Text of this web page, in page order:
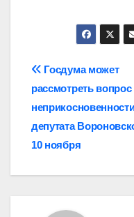
по
записям
Госдума может
рассмотреть вопрос
депутата
10 ноября